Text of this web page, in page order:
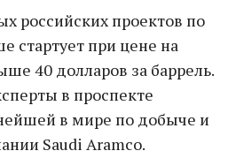
российских проектов по
стартует при цене на
40 долларов за баррель.
в проспекте
в мире по добыче и
Saudi Aramco.